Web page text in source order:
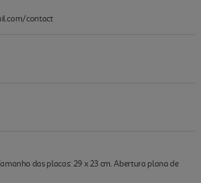
contact
das placas: 29 x 23 cm. Abertura plana de